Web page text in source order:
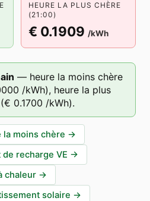
HEURE LA PLUS CHÈRE
(21:00)
€ 0.1909 /kWh
— heure la moins chère
/kWh), heure la plus
(€ 0.1700 /kWh).
la moins chère →
recharge VE →
chaleur →
solaire →